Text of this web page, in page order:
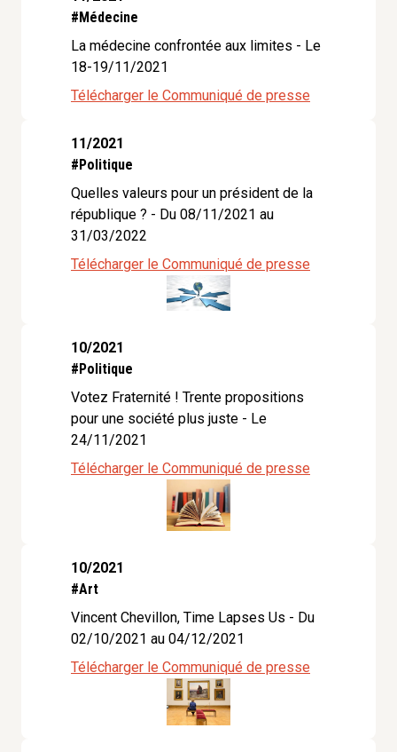
#Médecine
La médecine confrontée aux limites - Le
18-19/11/2021
Télécharger le Communiqué de presse
11/2021
#Politique
Quelles valeurs pour un président de la
république ? - Du 08/11/2021 au
31/03/2022
Télécharger le Communiqué de presse
10/2021
#Politique
Votez Fraternité ! Trente propositions
pour une société plus juste - Le
24/11/2021
Télécharger le Communiqué de presse
10/2021
#Art
Vincent Chevillon, Time Lapses Us - Du
02/10/2021 au 04/12/2021
Télécharger le Communiqué de presse